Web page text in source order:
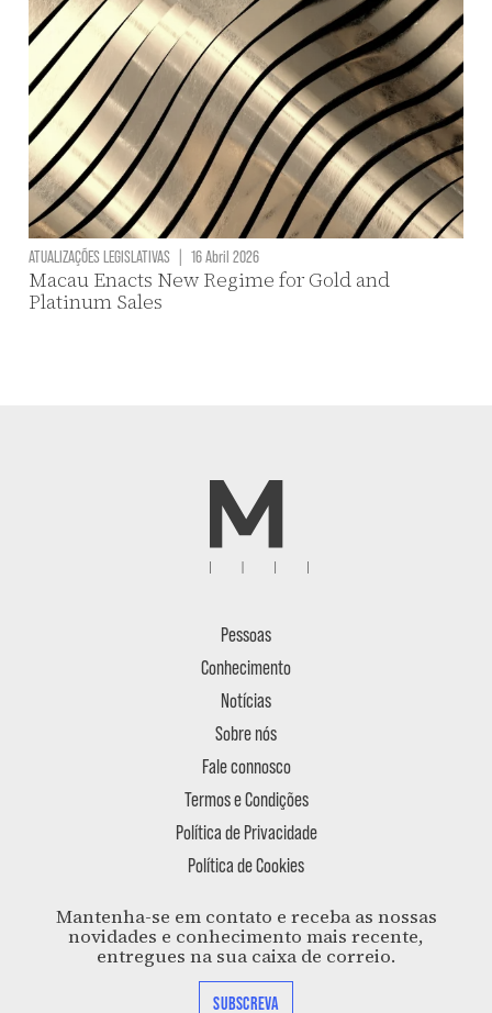
ATUALIZAÇÕES LEGISLATIVAS | 16 Abril 2026
Macau Enacts New Regime for Gold and
Platinum Sales
Pessoas
Conhecimento
Notícias
Sobre nós
Fale connosco
Termos e Condições
Política de Privacidade
Política de Cookies
Mantenha-se em contato e receba as nossas
novidades e conhecimento mais recente,
entregues na sua caixa de correio.
SUBSCREVA